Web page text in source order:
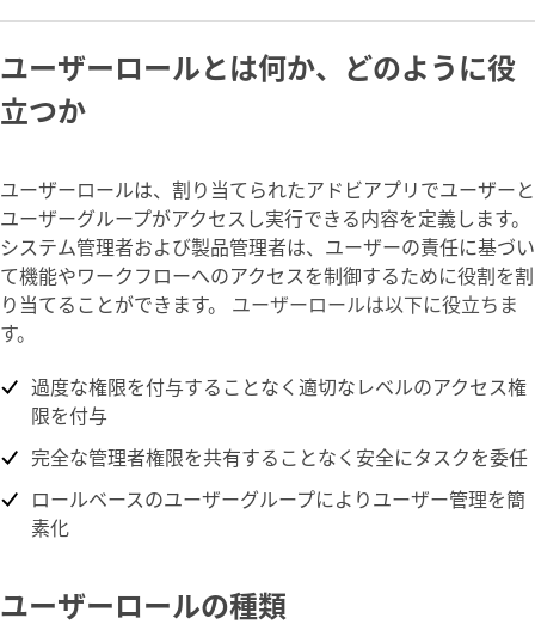
ユーザーロールとは何か、どのように役
立つか
ユーザーロールは、割り当てられたアドビアプリでユーザーと
ユーザーグループがアクセスし実行できる内容を定義します。
システム管理者および製品管理者は、ユーザーの責任に基づい
て機能やワークフローへのアクセスを制御するために役割を割
り当てることができます。 ユーザーロールは以下に役立ちま
す。
過度な権限を付与することなく適切なレベルのアクセス権
限を付与
完全な管理者権限を共有することなく安全にタスクを委任
ロールベースのユーザーグループによりユーザー管理を簡
素化
ユーザーロールの種類